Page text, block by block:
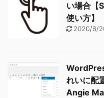
い場合
使い方】
2020/6/
れいに配
Angie